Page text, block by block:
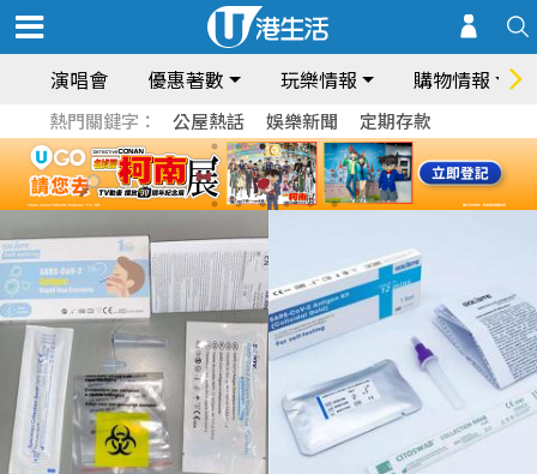
演唱會 優惠著數 玩樂情報 購物情報
熱門關鍵字： 公屋熱話 娛樂新聞 定期存款